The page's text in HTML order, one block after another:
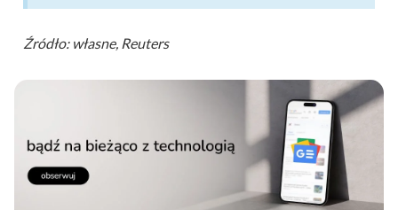
Źródło: własne, Reuters